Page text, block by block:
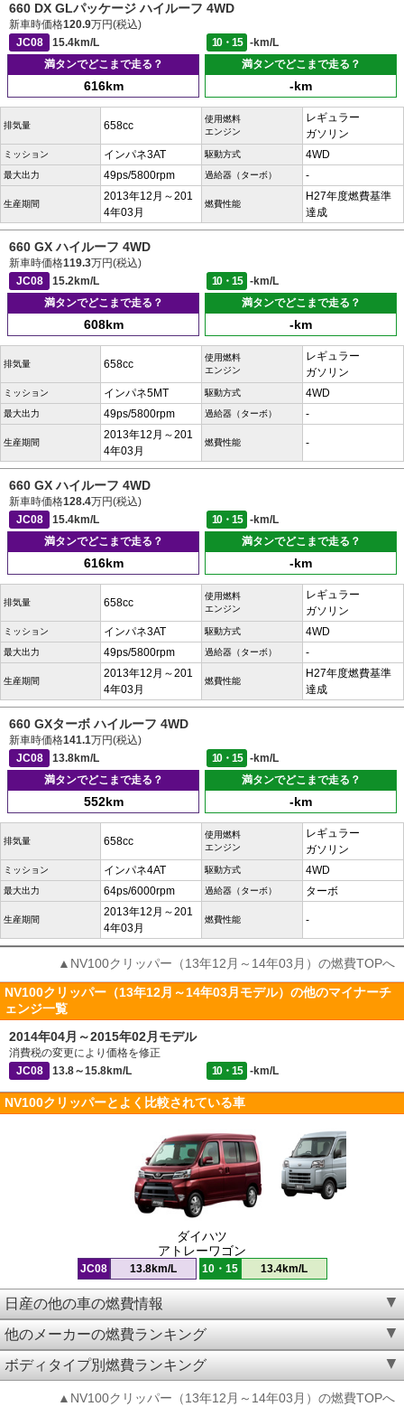
660 DX GLパッケージ ハイルーフ 4WD
新車時価格120.9万円(税込)
JC08
15.4km/L 10・15
-km/L
満タンでどこまで走る？
616km
満タンでどこまで走る？
-km
排気量 658cc
使用燃料
エンジン
レギュラー
ガソリン
ミッション インパネ3AT 駆動方式 4WD
最大出力 49ps/5800rpm 過給器（ターボ） -
生産期間
2013年12月～201
4年03月
燃費性能
H27年度燃費基準
達成
660 GX ハイルーフ 4WD
新車時価格119.3万円(税込)
JC08
15.2km/L 10・15
-km/L
満タンでどこまで走る？
608km
満タンでどこまで走る？
-km
排気量 658cc
使用燃料
エンジン
レギュラー
ガソリン
ミッション インパネ5MT 駆動方式 4WD
最大出力 49ps/5800rpm 過給器（ターボ） -
生産期間
2013年12月～201
4年03月
燃費性能 -
660 GX ハイルーフ 4WD
新車時価格128.4万円(税込)
JC08
15.4km/L 10・15
-km/L
満タンでどこまで走る？
616km
満タンでどこまで走る？
-km
排気量 658cc
使用燃料
エンジン
レギュラー
ガソリン
ミッション インパネ3AT 駆動方式 4WD
最大出力 49ps/5800rpm 過給器（ターボ） -
生産期間
2013年12月～201
4年03月
燃費性能
H27年度燃費基準
達成
660 GXターボ ハイルーフ 4WD
新車時価格141.1万円(税込)
JC08
13.8km/L 10・15
-km/L
満タンでどこまで走る？
552km
満タンでどこまで走る？
-km
排気量 658cc
使用燃料
エンジン
レギュラー
ガソリン
ミッション インパネ4AT 駆動方式 4WD
最大出力 64ps/6000rpm 過給器（ターボ） ターボ
生産期間
2013年12月～201
4年03月
燃費性能 -
▲NV100クリッパー（13年12月～14年03月）の燃費TOPへ
NV100クリッパー（13年12月～14年03月モデル）の他のマイナーチ
ェンジ一覧
2014年04月～2015年02月モデル
消費税の変更により価格を修正
JC08
13.8～15.8km/L 10・15 -km/L
NV100クリッパーとよく比較されている車
ダイハツ
アトレーワゴン
JC08 13.8km/L 10・15 13.4km/L
日産の他の車の燃費情報
他のメーカーの燃費ランキング
ボディタイプ別燃費ランキング
▲NV100クリッパー（13年12月～14年03月）の燃費TOPへ